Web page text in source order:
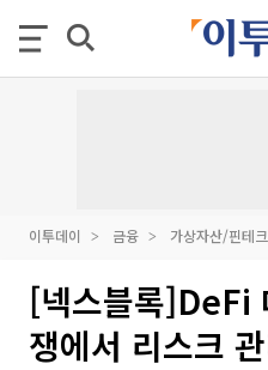
이투데이 금융 가상자산/핀테크
[넥스블록]DeFi
쟁에서 리스크